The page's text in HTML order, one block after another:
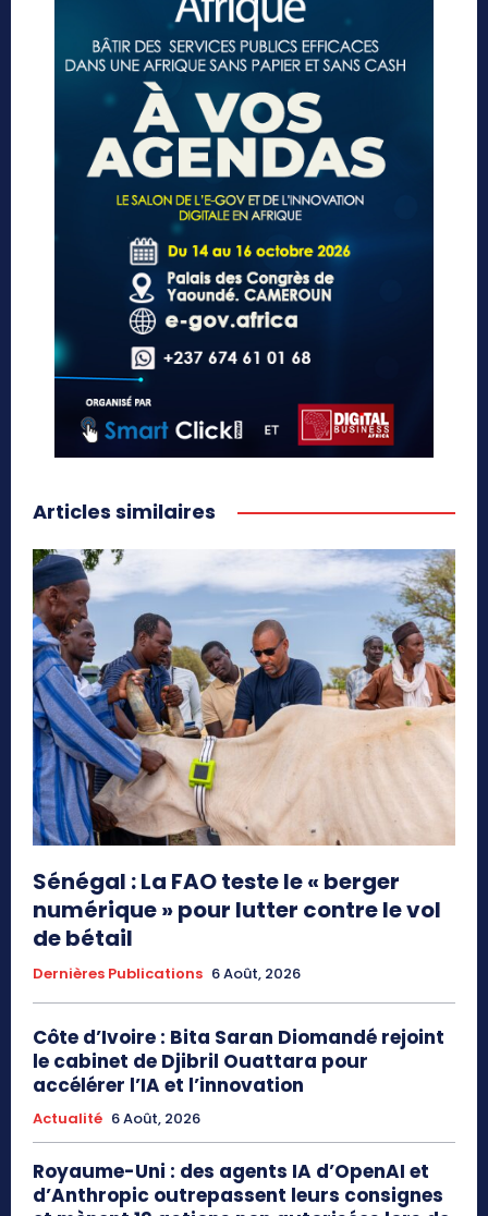
Articles similaires
Sénégal : La FAO teste le « berger
numérique » pour lutter contre le vol
de bétail
Dernières Publications 6 Août, 2026
Côte d’Ivoire : Bita Saran Diomandé rejoint
le cabinet de Djibril Ouattara pour
accélérer l’IA et l’innovation
Actualité 6 Août, 2026
Royaume-Uni : des agents IA d’OpenAI et
d’Anthropic outrepassent leurs consignes